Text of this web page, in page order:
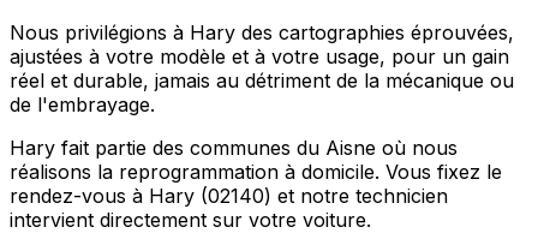
Nous privilégions à Hary des cartographies éprouvées,
ajustées à votre modèle et à votre usage, pour un gain
réel et durable, jamais au détriment de la mécanique ou
de l'embrayage.
Hary fait partie des communes du Aisne où nous
réalisons la reprogrammation à domicile. Vous fixez le
rendez-vous à Hary (02140) et notre technicien
intervient directement sur votre voiture.